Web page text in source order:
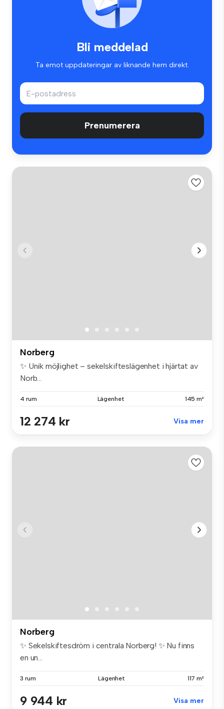
Bli meddelad
Ta emot uppdateringar av liknande hem direkt.
Prenumerera
Norberg
✨ Unik möjlighet – sekelskifteslägenhet i hjärtat av
Norb...
4 rum Lägenhet 145 m²
12 274 kr Visa mer
Norberg
✨ Sekelskiftesdröm i centrala Norberg! ✨ Nu finns
en un...
3 rum Lägenhet 117 m²
9 944 kr Visa mer